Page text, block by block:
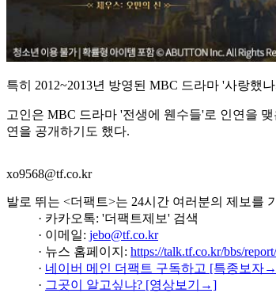
특히 2012~2013년 방영된 MBC 드라마 '사랑했
고인은 MBC 드라마 '전생에 웬수들'로 인연을
연을 공개하기도 했다.
xo9568@tf.co.kr
발로 뛰는 <더팩트>는 24시간 여러분의 제보를
· 카카오톡: '더팩트제보' 검색
· 이메일: jebo@tf.co.kr
· 뉴스 홈페이지: https://talk.tf.co.kr/bbs/
· 네이버 메인 더팩트 구독하고 [특종보자
· 그곳이 알고싶냐? [영상보기→]